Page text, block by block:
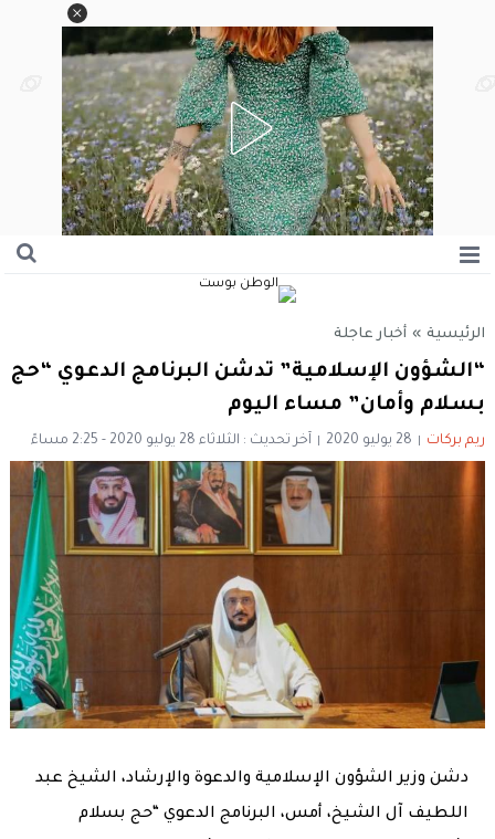
الرئيسية » أخبار عاجلة
“الشؤون الإسلامية” تدشن البرنامج الدعوي “حج
بسلام وأمان” مساء اليوم
ريم بركات 28 يوليو 2020 آخر تحديث : الثلاثاء 28 يوليو 2020 - 2:25 مساءً
دشن وزير الشؤون الإسلامية والدعوة والإرشاد، الشيخ عبد
اللطيف آل الشيخ، أمس، البرنامج الدعوي “حج بسلام